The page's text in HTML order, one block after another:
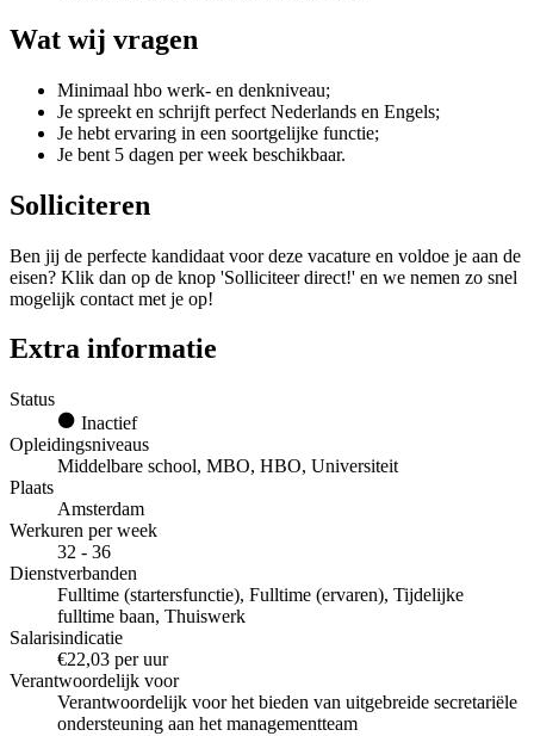
Wat wij vragen
Minimaal hbo werk- en denkniveau;
Je spreekt en schrijft perfect Nederlands en Engels;
Je hebt ervaring in een soortgelijke functie;
Je bent 5 dagen per week beschikbaar.
Solliciteren
Ben jij de perfecte kandidaat voor deze vacature en voldoe je aan de
eisen? Klik dan op de knop 'Solliciteer direct!' en we nemen zo snel
mogelijk contact met je op!
Extra informatie
Status
Inactief
Opleidingsniveaus
Middelbare school, MBO, HBO, Universiteit
Plaats
Amsterdam
Werkuren per week
32 - 36
Dienstverbanden
Fulltime (startersfunctie), Fulltime (ervaren), Tijdelijke
fulltime baan, Thuiswerk
Salarisindicatie
€22,03 per uur
Verantwoordelijk voor
Verantwoordelijk voor het bieden van uitgebreide secretariële
ondersteuning aan het managementteam